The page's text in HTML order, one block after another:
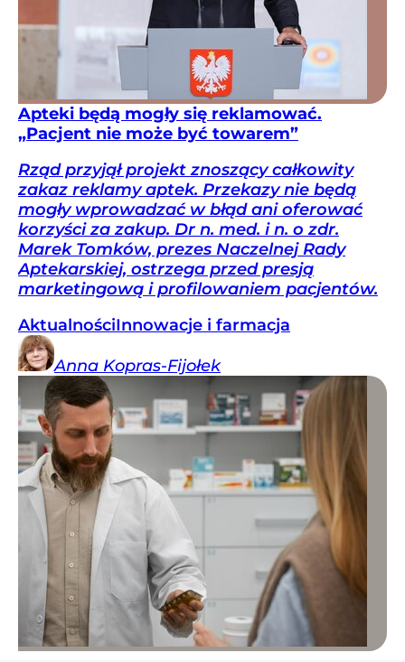
Apteki będą mogły się reklamować.
„Pacjent nie może być towarem”
Rząd przyjął projekt znoszący całkowity
zakaz reklamy aptek. Przekazy nie będą
mogły wprowadzać w błąd ani oferować
korzyści za zakup. Dr n. med. i n. o zdr.
Marek Tomków, prezes Naczelnej Rady
Aptekarskiej, ostrzega przed presją
marketingową i profilowaniem pacjentów.
AktualnościInnowacje i farmacja
Anna Kopras-Fijołek